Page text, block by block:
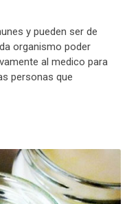
y pueden ser de
organismo poder
al medico para
personas que